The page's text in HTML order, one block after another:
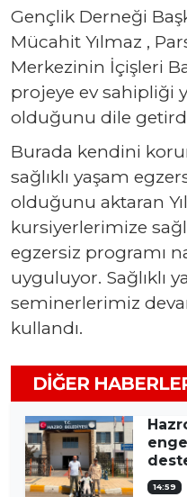
Gençlik Derneği
Mücahit Yılmaz ,
Merkezinin İçişleri
projeye ev sahipliği
olduğunu dile
Burada kendini
sağlıklı yaşam
olduğunu aktaran
kursiyerlerimize
egzersiz programı
uyguluyor. Sağlıklı
seminerlerimiz
kullandı.
DIĞER
14:59